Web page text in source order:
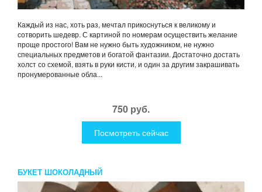
Каждый из нас, хоть раз, мечтал прикоснуться к великому и
сотворить шедевр. С картиной по номерам осуществить желание
проще простого! Вам не нужно быть художником, не нужно
специальных предметов и богатой фантазии. Достаточно достать
холст со схемой, взять в руки кисти, и один за другим закрашивать
пронумерованные обла...
750 руб.
Посмотреть сейчас
БУКЕТ ШОКОЛАДНЫЙ